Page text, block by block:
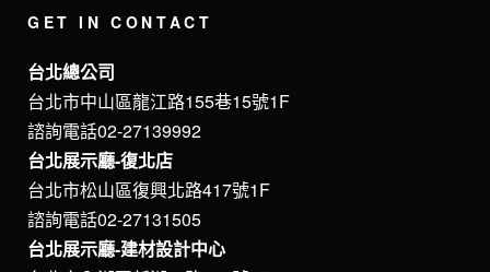
GET IN CONTACT
台北總公司
台北市中山區龍江路155巷15號1F
諮詢電話02-27139992
台北展示廳-復北店
台北市松山區復興北路417號1F
諮詢電話02-27131505
台北展示廳-建材設計中心